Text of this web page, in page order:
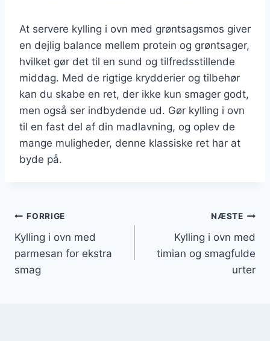
At servere kylling i ovn med grøntsagsmos giver
en dejlig balance mellem protein og grøntsager,
hvilket gør det til en sund og tilfredsstillende
middag. Med de rigtige krydderier og tilbehør
kan du skabe en ret, der ikke kun smager godt,
men også ser indbydende ud. Gør kylling i ovn
til en fast del af din madlavning, og oplev de
mange muligheder, denne klassiske ret har at
byde på.
Indlægsnavigation
FORRIGE
Kylling i ovn med
parmesan for ekstra
smag
NÆSTE
Kylling i ovn med
timian og smagfulde
urter